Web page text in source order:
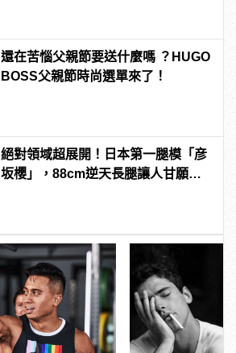
還在苦惱父親節要送什麼嗎 ？HUGO
BOSS父親節時尚選單來了！
絕對領域超展開！日本第一腿模「彦
坂櫻」，88cm逆天長腿讓人甘願拜